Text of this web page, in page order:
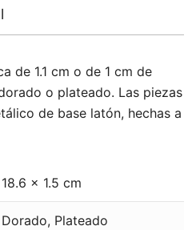
cantidad
de 1.1 cm o de 1 cm de
o plateado. Las piezas
de base latón, hechas a
18.6 × 1.5 cm
Dorado, Plateado